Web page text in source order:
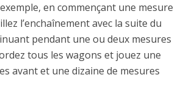
en commençant une mesure
l’enchaînement avec la suite du
pendant une ou deux mesures
tous les wagons et jouez une
avant et une dizaine de mesures